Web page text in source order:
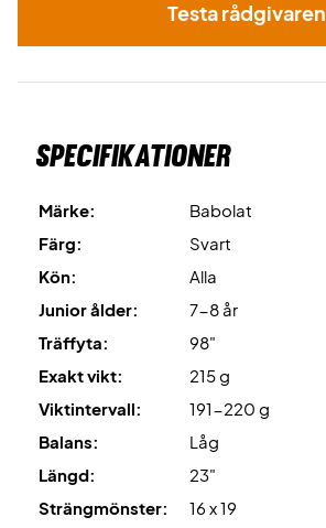
Testa rådgivaren
Specifikationer
Märke:
Babolat
Färg:
Svart
Kön:
Alla
Junior ålder:
7-8 år
Träffyta:
98"
Exakt vikt:
215 g
Viktintervall:
191-220 g
Balans:
Låg
Längd:
23"
Strängmönster:
16 x 19